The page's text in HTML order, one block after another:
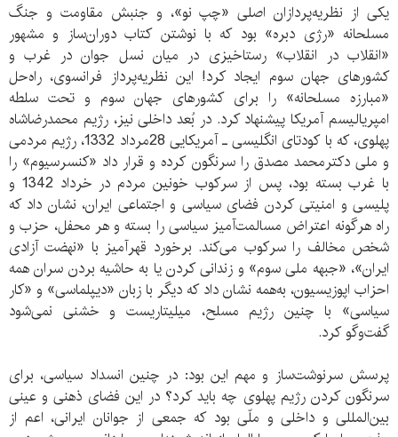
یکی از نظریه‌پردازان اصلی «چپ نو»، و جنبش مقاومت و جنگ
مسلحانه «رژی دبره» بود که با نوشتن کتاب دوران‌ساز و مشهور
«انقلاب در انقلاب» رستاخیزی در میان نسل جوان در غرب و
کشورهای جهان سوم ایجاد کرد! این نظریه‌پرداز فرانسوی، راه‌حل
«مبارزه مسلحانه» را برای کشورهای جهان سوم و تحت سلطه
امپریالیسم آمریکا پیشنهاد کرد. در بُعد داخلی نیز، رژیم محمدرضاشاه
پهلوی، که با کودتای انگلیسی ـ آمریکایی 28مرداد 1332، رژیم مردمی
و ملی دکترمحمد مصدق را سرنگون کرده و قرار داد «کنسرسیوم» را
با غرب بسته بود، پس از سرکوب خونین مردم در خرداد 1342 و
پلیسی و امنیتی کردن فضای سیاسی و اجتماعی ایران، نشان داد که
راه هرگونه اعتراض مسالمت‌آمیز سیاسی را بسته و هر محفل، حزب و
شخص مخالف را سرکوب می‌کند. برخورد قهرآمیز با «نهضت آزادی
ایران»، «جبهه ملی سوم» و زندانی کردن یا به حاشیه بردن سران همه
احزاب اپوزیسیون، به‌همه نشان داد که دیگر با زبان «دیپلماسی» و «کار
سیاسی» با چنین رژیم مسلح، میلیتاریست و خشنی نمی‌شود
گفت‌وگو کرد.
پرسش سرنوشت‌ساز و مهم این بود: در چنین انسداد سیاسی، برای
سرنگون کردن رژیم پهلوی چه باید کرد؟ در این فضای ذهنی و عینی
بین‌المللی و داخلی و ملّی بود که جمعی از جوانان ایرانی، اعم از